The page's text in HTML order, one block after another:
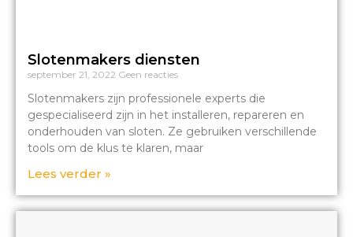
Slotenmakers diensten
september 21, 2022 Geen reacties
Slotenmakers zijn professionele experts die
gespecialiseerd zijn in het installeren, repareren en
onderhouden van sloten. Ze gebruiken verschillende
tools om de klus te klaren, maar
Lees verder »